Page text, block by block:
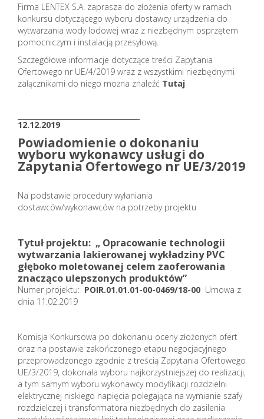
Firma LENTEX S.A. zaprasza do złożenia oferty w ramach
konkursu dotyczącego wyboru dostawcy urządzenia do
wytwarzania wody lodowej wraz z niezbędnym osprzętem
pomocniczym i instalacją przesyłową.
Szczegółowe informacje dotyczące treści Zapytania
Ofertowego nr UE/4/2019 wraz z wszystkimi niezbędnymi
załącznikami do niego można znaleźć Tutaj
12.12.2019
Powiadomienie o dokonaniu
wyboru wykonawcy usługi do
Zapytania Ofertowego nr UE/3/2019
Na podstawie procedury wyłaniania
dostawców/wykonawców na potrzeby projektu
Tytuł projektu: „ Opracowanie technologii
wytwarzania lakierowanej wykładziny PVC
głęboko moletowanej celem zaoferowania
znacząco ulepszonych produktów”
Numer projektu: POIR.01.01.01-00-0469/18-00 Umowa z
dnia 11.02.2019
Komisja Konkursowa po dokonaniu oceny złożonych ofert
oraz na postawie zakończonego etapu negocjacyjnego
przeprowadzonego zgodnie z treścią Zapytania Ofertowego
UE/3/2019, dokonała wyboru najkorzystniejszej do realizacji,
a tym samym wyboru wykonawcy modyfikacji rozdzielni
elektrycznej niskiego napięcia polegająca na wymianie szafy
rozdzielczej i transformatora niezbędnych do zasilenia